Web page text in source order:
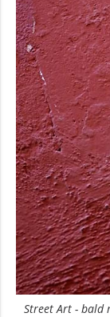
Street Art - bald